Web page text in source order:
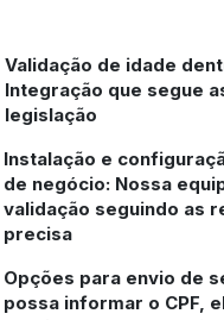
Validação de idade
Integração que segue
legislação
Instalação e
de negócio: Nossa
validação seguindo as
precisa
Opções para envio de
possa informar o CPF,